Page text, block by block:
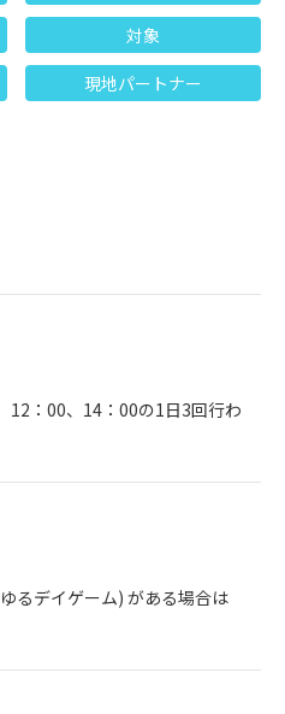
対象
現地パートナー
：00、14：00の1日3回行わ
るデイゲーム) がある場合は